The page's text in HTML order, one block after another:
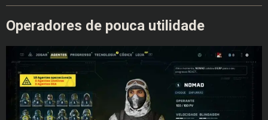
Operadores de pouca utilidade